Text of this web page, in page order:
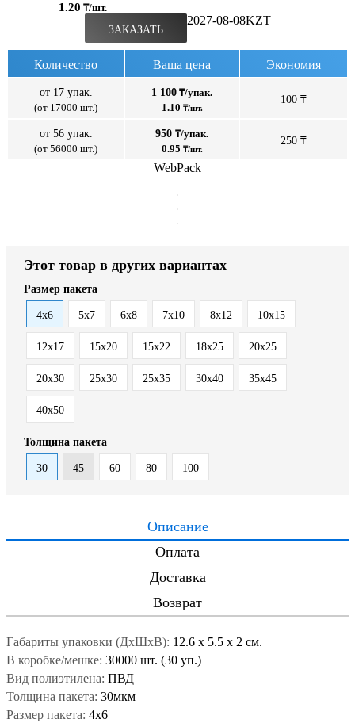
1.20 ₸/шт.
ЗАКАЗАТЬ
2027-08-08KZT
Количество Ваша цена Экономия
от 17 упак.
(от 17000 шт.)
1 100 ₸/упак.
1.10 ₸/шт.
100 ₸
от 56 упак.
(от 56000 шт.)
950 ₸/упак.
0.95 ₸/шт.
250 ₸
WebPack
Этот товар в других вариантах
Размер пакета
4x6 5x7 6x8 7x10 8x12 10x15
12x17 15x20 15x22 18x25 20x25
20x30 25x30 25x35 30x40 35x45
40x50
Толщина пакета
30 45 60 80 100
Описание
Оплата
Доставка
Возврат
Габариты упаковки (ДxШxВ): 12.6 x 5.5 x 2 см.
В коробке/мешке: 30000 шт. (30 уп.)
Вид полиэтилена: ПВД
Толщина пакета: 30мкм
Размер пакета: 4x6